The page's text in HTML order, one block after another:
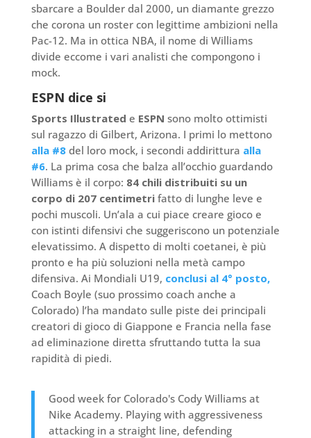
sbarcare a Boulder dal 2000, un diamante grezzo
che corona un roster con legittime ambizioni nella
Pac-12. Ma in ottica NBA, il nome di Williams
divide eccome i vari analisti che compongono i
mock.
ESPN dice si
Sports Illustrated e ESPN sono molto ottimisti
sul ragazzo di Gilbert, Arizona. I primi lo mettono
alla #8 del loro mock, i secondi addirittura alla
#6. La prima cosa che balza all’occhio guardando
Williams è il corpo: 84 chili distribuiti su un
corpo di 207 centimetrifatto di lunghe leve e
pochi muscoli. Un’ala a cui piace creare gioco e
con istinti difensivi che suggeriscono un potenziale
elevatissimo. A dispetto di molti coetanei, è più
pronto e ha più soluzioni nella metà campo
difensiva. Ai Mondiali U19, conclusi al 4° posto,
Coach Boyle (suo prossimo coach anche a
Colorado) l’ha mandato sulle piste dei principali
creatori di gioco di Giappone e Francia nella fase
ad eliminazione diretta sfruttando tutta la sua
rapidità di piedi.
Good week for Colorado's Cody Williams at
Nike Academy. Playing with aggressiveness
attacking in a straight line, defending